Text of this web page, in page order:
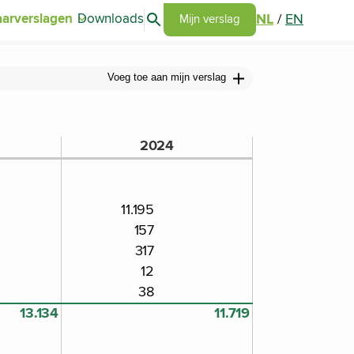
Downloads Search articles
Go to my report page
Mijn verslag NL / EN
Voeg toe aan mijn verslag
2024
11.195
157
317
12
38
13.134
11.719